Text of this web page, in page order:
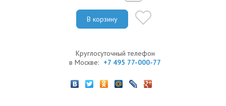
В корзину
Круглосуточный телефон
в Москве: +7 495 77-000-77